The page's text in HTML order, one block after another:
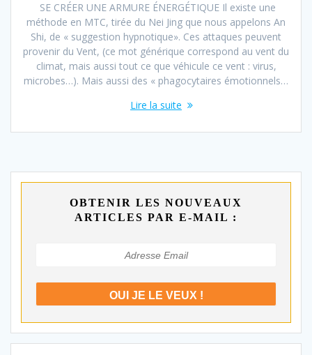
SE CRÉER UNE ARMURE ÉNERGÉTIQUE Il existe une
méthode en MTC, tirée du Nei Jing que nous appelons An
Shi, de « suggestion hypnotique». Ces attaques peuvent
provenir du Vent, (ce mot générique correspond au vent du
climat, mais aussi tout ce que véhicule ce vent : virus,
microbes…). Mais aussi des « phagocytaires émotionnels…
Lire la suite
OBTENIR LES NOUVEAUX
ARTICLES PAR E-MAIL :